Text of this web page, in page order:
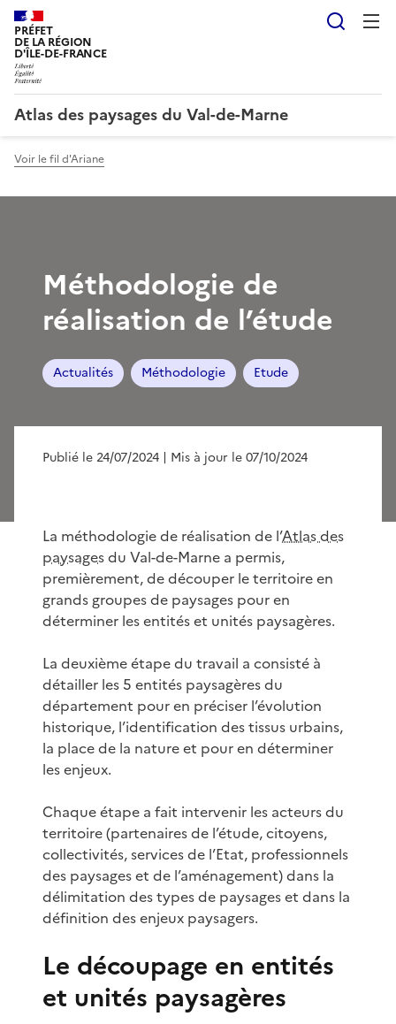
PRÉFET
DE LA RÉGION
D'ÎLE-DE-FRANCE
Atlas des paysages du Val-de-Marne
Voir le fil d'Ariane
Méthodologie de
réalisation de l’étude
Actualités Méthodologie Etude
Publié le 24/07/2024 | Mis à jour le 07/10/2024
La méthodologie de réalisation de l’Atlas des
paysagesdu Val-de-Marne a permis,
premièrement, de découper le territoire en
grands groupes de paysages pour en
déterminer les entités et unités paysagères.
La deuxième étape du travail a consisté à
détailler les 5 entités paysagères du
département pour en préciser l’évolution
historique, l’identification des tissus urbains,
la place de la nature et pour en déterminer
les enjeux.
Chaque étape a fait intervenir les acteurs du
territoire (partenaires de l’étude, citoyens,
collectivités, services de l’Etat, professionnels
des paysages et de l’aménagement) dans la
délimitation des types de paysages et dans la
définition des enjeux paysagers.
Le découpage en entités
et unités paysagères